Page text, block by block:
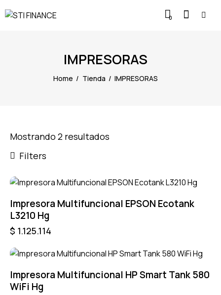
0
IMPRESORAS
Home Tienda IMPRESORAS
Mostrando 2 resultados
Filters
Impresora Multifuncional EPSON Ecotank
L3210 Hg
$ 1.125.114
Impresora Multifuncional HP Smart Tank 580
WiFi Hg